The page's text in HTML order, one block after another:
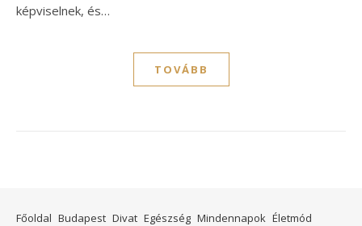
képviselnek, és…
TOVÁBB
Főoldal Budapest Divat Egészség Mindennapok Életmód